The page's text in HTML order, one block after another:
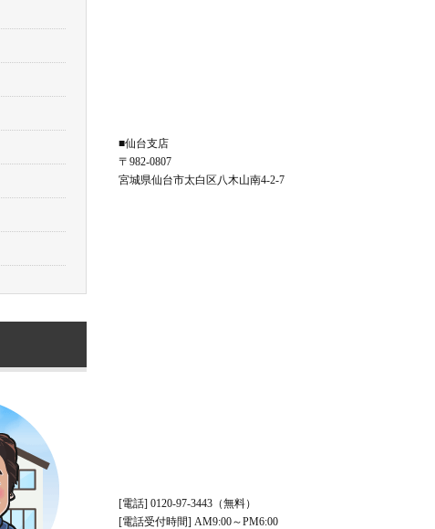
■仙台支店
〒982-0807
宮城県仙台市太白区八木山南4-2-7
[電話] 0120-97-3443（無料）
[電話受付時間] AM9:00～PM6:00